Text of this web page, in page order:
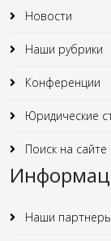
Новости
Наши рубрики
Конференции
Юридические
Поиск на сайте
Наши партнеры